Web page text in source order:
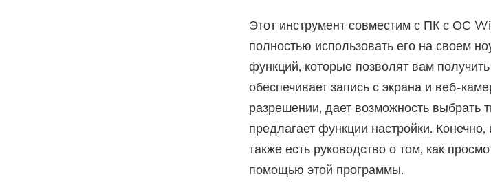
Этот инструмент совместим с ПК с ОС
полностью использовать его на своем
функций, которые позволят вам
обеспечивает запись с экрана и веб-
разрешении, дает возможность выбрать
предлагает функции настройки.
также есть руководство о том, как
помощью этой программы.